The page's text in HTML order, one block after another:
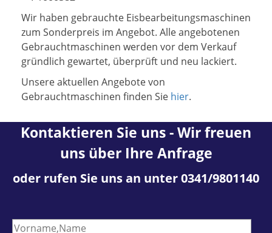
Wir haben gebrauchte Eisbearbeitungsmaschinen
zum Sonderpreis im Angebot. Alle angebotenen
Gebrauchtmaschinen werden vor dem Verkauf
gründlich gewartet, überprüft und neu lackiert.
Unsere aktuellen Angebote von
Gebrauchtmaschinen finden Sie hier.
Kontaktieren Sie uns - Wir freuen
uns über Ihre Anfrage
oder rufen Sie uns an unter 0341/9801140